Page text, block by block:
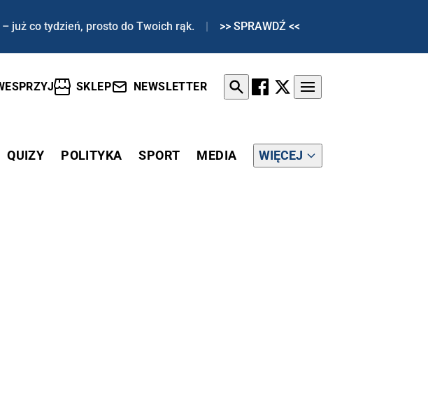
już co tydzień, prosto do Twoich rąk. | >> SPRAWDŹ <<
SKLEP NEWSLETTER
QUIZY POLITYKA SPORT MEDIA WIĘCEJ